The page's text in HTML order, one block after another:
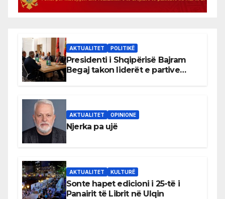
AKTUALITET POLITIKË
Presidenti i Shqipërisë Bajram
Begaj takon liderët e partive
AKTUALITET OPINIONE
Njerka pa ujë
AKTUALITET KULTURË
Sonte hapet edicioni i 25-të i
Panairit të Librit në Ulqin